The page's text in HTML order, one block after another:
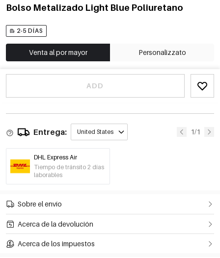
Bolso Metalizado Light Blue Poliuretano
2-5 DÍAS
Venta al por mayor Personalizzato
ADD
Entrega: United States 1/1
DHL Express Air
Tiempo de tránsito 2 días
laborables
Sobre el envío
Acerca de la devolución
Acerca de los impuestos